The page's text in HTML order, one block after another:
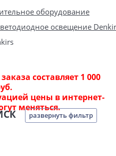
оборудование
освещение
составляет 1 000
цены в интернет-
меняться.
развернуть фильтр